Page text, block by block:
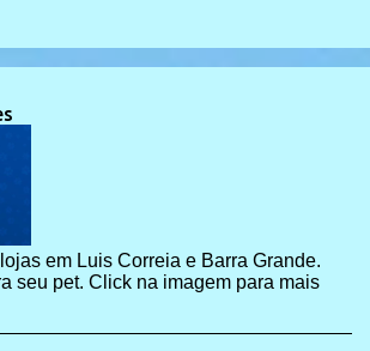
em Luis Correia e Barra Grande.
seu pet. Click na imagem para mais